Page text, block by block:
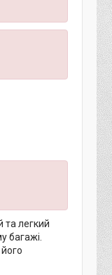
та легкий
багажі.